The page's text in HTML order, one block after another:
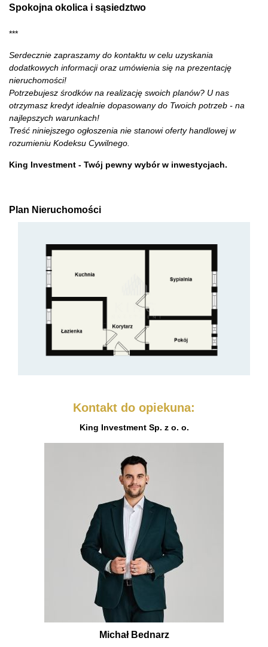
Spokojna okolica i sąsiedztwo
***
Serdecznie zapraszamy do kontaktu w celu uzyskania
dodatkowych informacji oraz umówienia się na prezentację
nieruchomości!
Potrzebujesz środków na realizację swoich planów? U nas
otrzymasz kredyt idealnie dopasowany do Twoich potrzeb - na
najlepszych warunkach!
Treść niniejszego ogłoszenia nie stanowi oferty handlowej w
rozumieniu Kodeksu Cywilnego.
King Investment - Twój pewny wybór w inwestycjach.
Plan Nieruchomości
Kontakt do opiekuna:
King Investment Sp. z o. o.
Michał Bednarz